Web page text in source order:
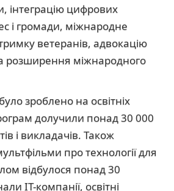
інтеграцію цифрових
і громади, міжнародне
ветеранів, адвокацію
розширення міжнародного
зроблено на освітніх
долучили понад 30 000
і викладачів. Також
про технології для
відбулося понад 30
ІТ-компанії, освітні